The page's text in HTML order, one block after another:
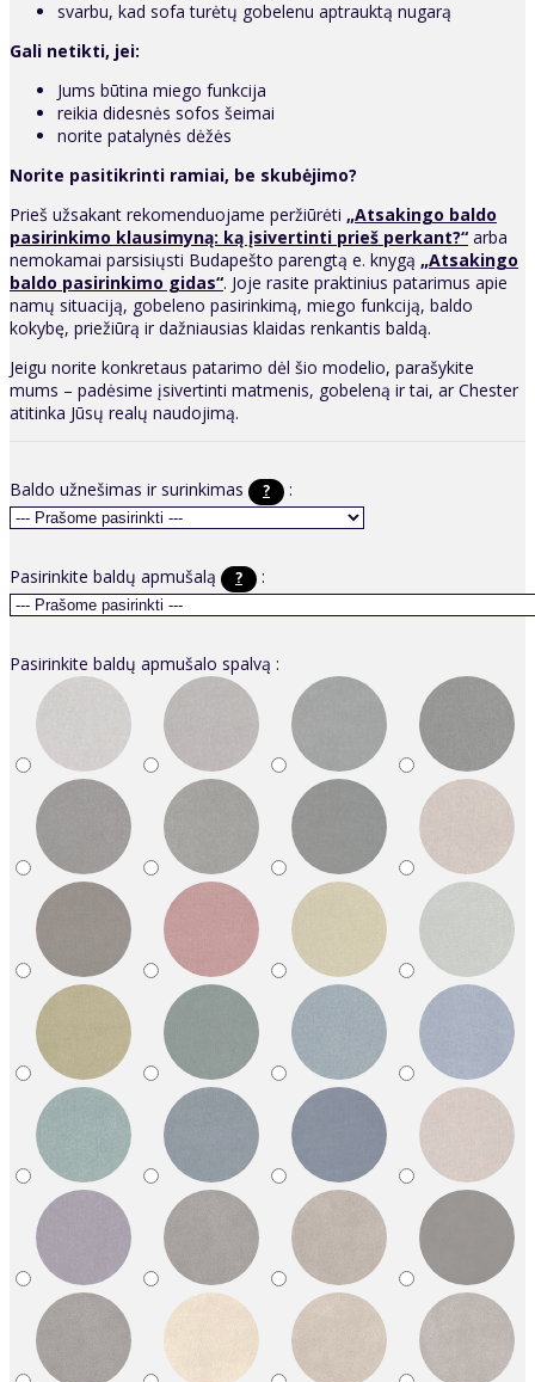
svarbu, kad sofa turėtų gobelenu aptrauktą nugarą
Gali netikti, jei:
Jums būtina miego funkcija
reikia didesnės sofos šeimai
norite patalynės dėžės
Norite pasitikrinti ramiai, be skubėjimo?
Prieš užsakant rekomenduojame peržiūrėti „Atsakingo baldo
pasirinkimo klausimyną: ką įsivertinti prieš perkant?“ arba
nemokamai parsisiųsti Budapešto parengtą e. knygą „Atsakingo
baldo pasirinkimo gidas“. Joje rasite praktinius patarimus apie
namų situaciją, gobeleno pasirinkimą, miego funkciją, baldo
kokybę, priežiūrą ir dažniausias klaidas renkantis baldą.
Jeigu norite konkretaus patarimo dėl šio modelio, parašykite
mums – padėsime įsivertinti matmenis, gobeleną ir tai, ar Chester
atitinka Jūsų realų naudojimą.
Baldo užnešimas ir surinkimas ? :
Pasirinkite baldų apmušalą ? :
Pasirinkite baldų apmušalo spalvą :